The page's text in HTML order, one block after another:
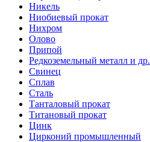
Никель
Ниобиевый прокат
Нихром
Олово
Припой
Редкоземельный металл и др.
Свинец
Сплав
Сталь
Танталовый прокат
Титановый прокат
Цинк
Цирконий промышленный